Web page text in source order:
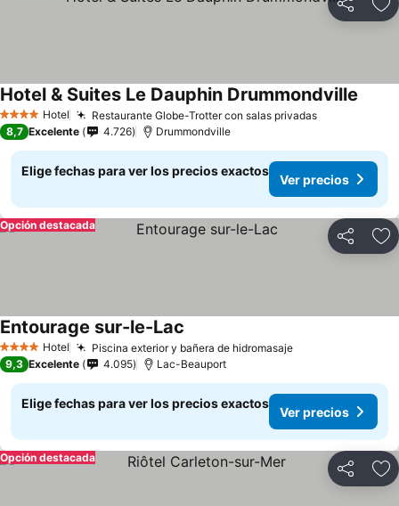
Compartir
4 EstrellasHotel Restaurante Globe-Trotter con salas privadas
Hotel & Suites Le Dauphin Drummondville
8,7 Excelente 4.726 Drummondville
Elige fechas para ver los precios exactos
Ver precios
Compartir
Opción destacada
4 EstrellasHotel Piscina exterior y bañera de hidromasaje
Entourage sur-le-Lac
9,3 Excelente 4.095 Lac-Beauport
Elige fechas para ver los precios exactos
Ver precios
Compartir
Opción destacada